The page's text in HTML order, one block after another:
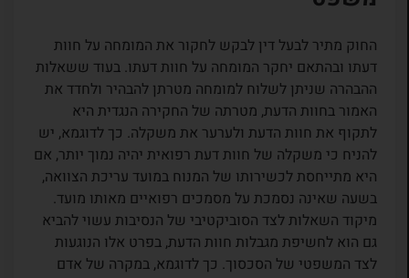
החוק מתיר לבעל דין לבקש לחקור את המומחה על חוות
דעתו ובהתאם יחקר המומחה על חוות דעתו. בעוד ששאלות
ההבהרה שניתן לשלוח למומחה מטרתן להבהיר ולחדד את
האמור בחוות הדעת, מטרתה של החקירה הנגדית היא
לתקוף את חוות הדעת ולערער את משקלה. כך לדוגמא, יש
להניח כי משקלה של חוות דעת רפואית יהיה נמוך יותר, אם
היא מתייחסת לכשירותו של המנוח במועד עריכת הצוואה,
בשעה שאינה נסמכת על מסמכים רפואיים מאותו מועד.
מיקוד השאלות לצד הסוביקטיבי של הנסיבות עשוי להביא
גם הוא לחשיפת מגבלות חוות הדעת, בפרט אלו הנוגעות
לצד המשפטי של הסכסוך. כך לדוגמא, במקרה של אדם